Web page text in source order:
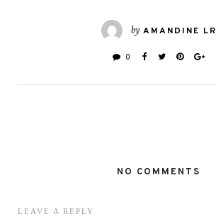
by AMANDINE LR
0
NO COMMENTS
LEAVE A REPLY